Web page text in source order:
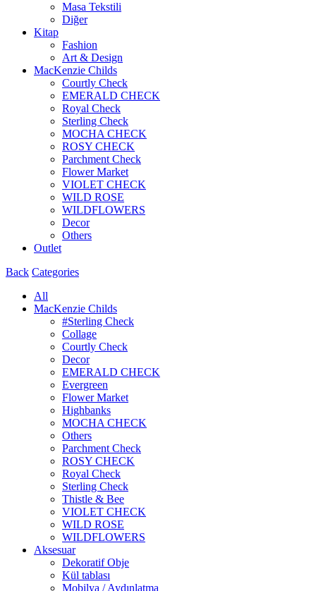
Masa Tekstili
Diğer
Kitap
Fashion
Art & Design
MacKenzie Childs
Courtly Check
EMERALD CHECK
Royal Check
Sterling Check
MOCHA CHECK
ROSY CHECK
Parchment Check
Flower Market
VIOLET CHECK
WILD ROSE
WILDFLOWERS
Decor
Others
Outlet
Back Categories
All
MacKenzie Childs
#Sterling Check
Collage
Courtly Check
Decor
EMERALD CHECK
Evergreen
Flower Market
Highbanks
MOCHA CHECK
Others
Parchment Check
ROSY CHECK
Royal Check
Sterling Check
Thistle & Bee
VIOLET CHECK
WILD ROSE
WILDFLOWERS
Aksesuar
Dekoratif Obje
Kül tablası
Mobilya / Aydınlatma